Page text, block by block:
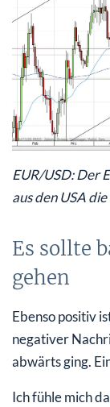
EUR/USD: Der
aus den USA
Es sollte
gehen
Ebenso positiv
negativer
abwärts ging.
Ich fühle mich